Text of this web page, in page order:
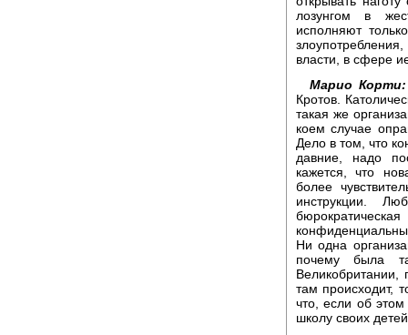
лозунгом в
исполняют
власти, в сфере
Марио Корти:
Кротов.
такая же
коем случае
Дело в том, что
давние, надо
кажется, что
более
инструкции.
Ни одна
почему была
Великобритании,
там происходит,
что, если об этом
школу своих